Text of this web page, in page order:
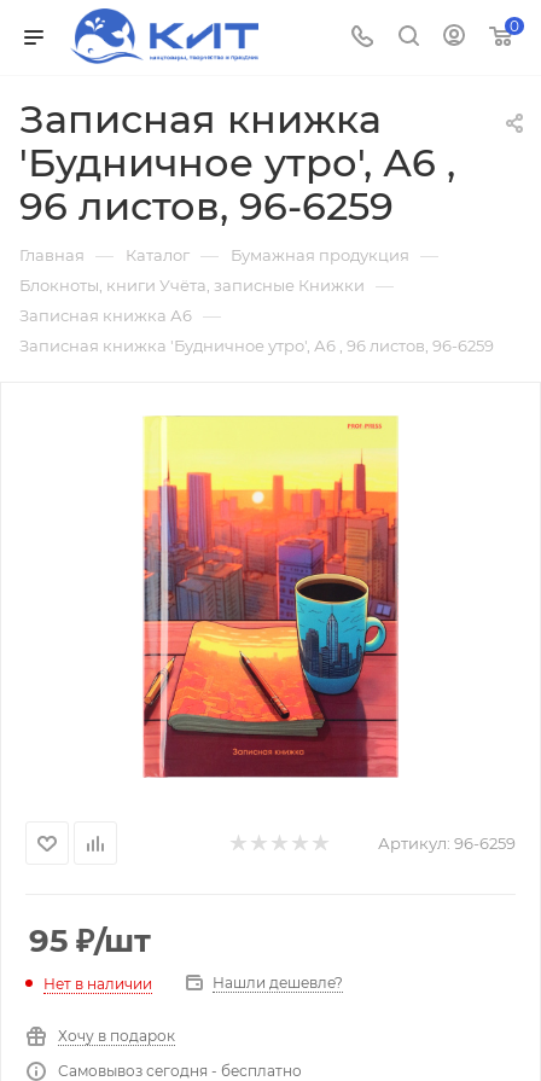
0
Записная книжка
'Будничное утро', А6 ,
96 листов, 96-6259
Главная — Каталог — Бумажная продукция —
Блокноты, книги Учёта, записные Книжки —
Записная книжка А6 —
Записная книжка 'Будничное утро', А6 , 96 листов, 96-6259
Артикул: 96-6259
95 ₽/шт
Нет в наличии Нашли дешевле?
Хочу в подарок
Самовывоз сегодня - бесплатно